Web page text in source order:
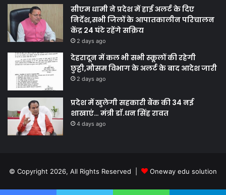
सीएम धामी ने प्रदेश में हाई अलर्ट के दिए
निर्देश,सभी जिलों के आपातकालीन परिचालन
केंद्र 24 घंटे रहेंगे सक्रिय
2 days ago
देहरादून में कल भी सभी स्कूलों की रहेगी
छुट्टी,मौसम विभाग के अलर्ट के बाद आदेश जारी
2 days ago
प्रदेश में खुलेगी सहकारी बैंक की 34 नई
शाखाएं… मंत्री डाॅ.धन सिंह रावत
4 days ago
© Copyright 2026, All Rights Reserved | Oneway edu solution